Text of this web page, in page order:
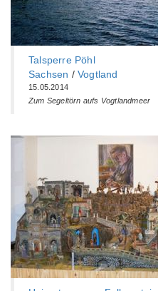
Talsperre Pöhl
Sachsen /Vogtland
15.05.2014
Zum Segeltörn aufs Vogtlandmeer